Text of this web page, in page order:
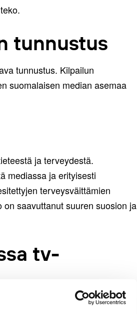
tunnustus
tunnustus. Kilpailun
suomalaisen median asemaa
ja terveydestä.
mediassa ja erityisesti
terveysväittämien
saavuttanut suuren suosion ja
tv-
2020 ja julkistetaan suorassa